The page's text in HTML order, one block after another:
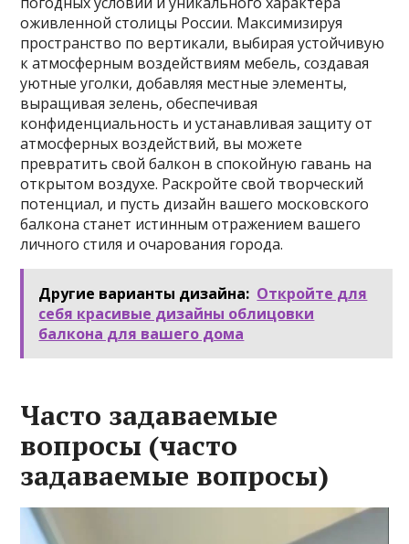
оживленной столицы России. Максимизируя
пространство по вертикали, выбирая устойчивую
к атмосферным воздействиям мебель, создавая
уютные уголки, добавляя местные элементы,
выращивая зелень, обеспечивая
конфиденциальность и устанавливая защиту от
атмосферных воздействий, вы можете
превратить свой балкон в спокойную гавань на
открытом воздухе. Раскройте свой творческий
потенциал, и пусть дизайн вашего московского
балкона станет истинным отражением вашего
личного стиля и очарования города.
Другие варианты дизайна: Откройте для
себя красивые дизайны облицовки
балкона для вашего дома
Часто задаваемые
вопросы (часто
задаваемые вопросы)